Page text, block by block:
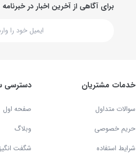
برای آگاهی از آخرین اخبار در
خدمات مشتریان
سوالات متداول
حریم خصوصی
شرایط استفاده
دسترسی
صفحه اول
وبلاگ
شگفت